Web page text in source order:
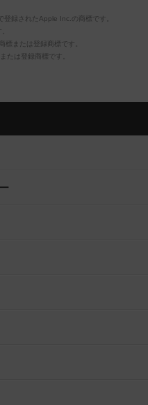
録されたApple Inc.の商標です。
または登録商標です。
たは登録商標です。